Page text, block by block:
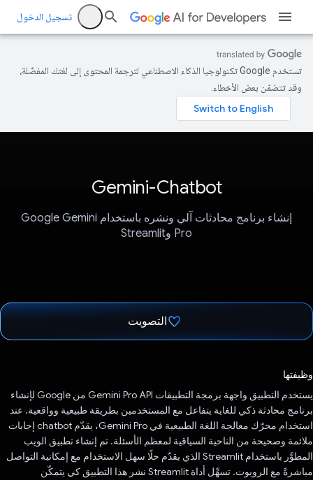
تسجيل الدخول
تستخدم Google تكنولوجيا الذكاء الاصطناعي لترجمة المحتوى إلى لغتك المفضّلة،
وقد تتضمّن بعض الأخطاء.
Gemini-Chatbot
إنشاء برنامج محادثات آلي ونشره باستخدام Google Gemini
Pro وStreamlit
التصويت
وظيفتها
يستخدم التطبيق واجهة برمجة التطبيقات Gemini Pro API من Google لإنشاء
برنامج محادثة ذكي للغاية يتفاعل مع المستخدمين بطريقة طبيعية وواقعية. عند
استخدام محرّك معالجة اللغة الطبيعية في Gemini Pro، يقدّم chatbot إجابات
ملائمة وصحيحة من الناحية السياقية لمعظم الأسئلة. تم إنشاء تطبيق الويب
المطوَّر باستخدام Streamlit الذي يقدّم حلًا سهل الاستخدام مع إمكانية التواصل
مباشرةً مع الروبوت. تسهِّل أداة Streamlit نشر هذا التطبيق كي يتمكّن